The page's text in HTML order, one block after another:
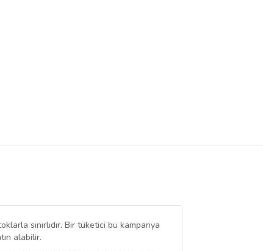
sınırlıdır. Bir tüketici bu kampanya
alabilir.